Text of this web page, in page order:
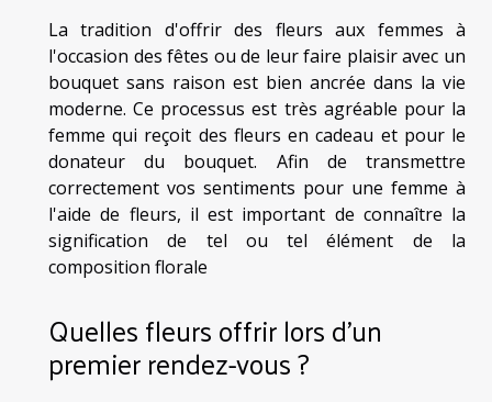
La tradition d'offrir des fleurs aux femmes à
l'occasion des fêtes ou de leur faire plaisir avec un
bouquet sans raison est bien ancrée dans la vie
moderne. Ce processus est très agréable pour la
femme qui reçoit des fleurs en cadeau et pour le
donateur du bouquet. Afin de transmettre
correctement vos sentiments pour une femme à
l'aide de fleurs, il est important de connaître la
signification de tel ou tel élément de la
composition florale
Quelles fleurs offrir lors d'un
premier rendez-vous ?